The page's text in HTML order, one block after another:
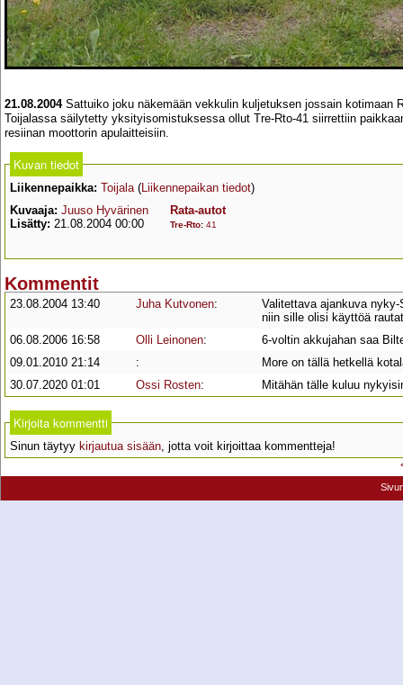
21.08.2004Sattuiko joku näkemään vekkulin kuljetuksen jossain kotimaan
Toijalassa säilytetty yksityisomistuksessa ollut Tre-Rto-41 siirrettiin
resiinan moottorin apulaitteisiin.
Kuvan tiedot
Liikennepaikka: Toijala(Liikennepaikan tiedot)
Kuvaaja: Juuso Hyvärinen
Lisätty: 21.08.2004 00:00
Rata-autot
Tre-Rto: 41
Kommentit
23.08.2004 13:40 Juha Kutvonen:
Valitettava ajankuva
niin sille olisi käyttöä
06.08.2006 16:58
Olli Leinonen:
6-voltin akkujahan saa
09.01.2010 21:14
:
More on tällä hetkellä
30.07.2020 01:01
Ossi Rosten: Mitähän tälle kuluu
Kirjoita kommentti
Sinun täytyy kirjautua sisään, jotta voit kirjoittaa kommentteja!